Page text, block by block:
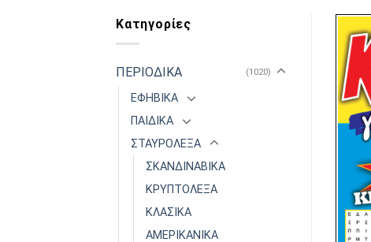
Κατηγορίες
ΠΕΡΙΟΔΙΚΑ (1020)
ΕΦΗΒΙΚΑ
ΠΑΙΔΙΚΑ
ΣΤΑΥΡΟΛΕΞΑ
ΣΚΑΝΔΙΝΑΒΙΚΑ
ΚΡΥΠΤΟΛΕΞΑ
ΚΛΑΣΙΚΑ
ΑΜΕΡΙΚΑΝΙΚΑ